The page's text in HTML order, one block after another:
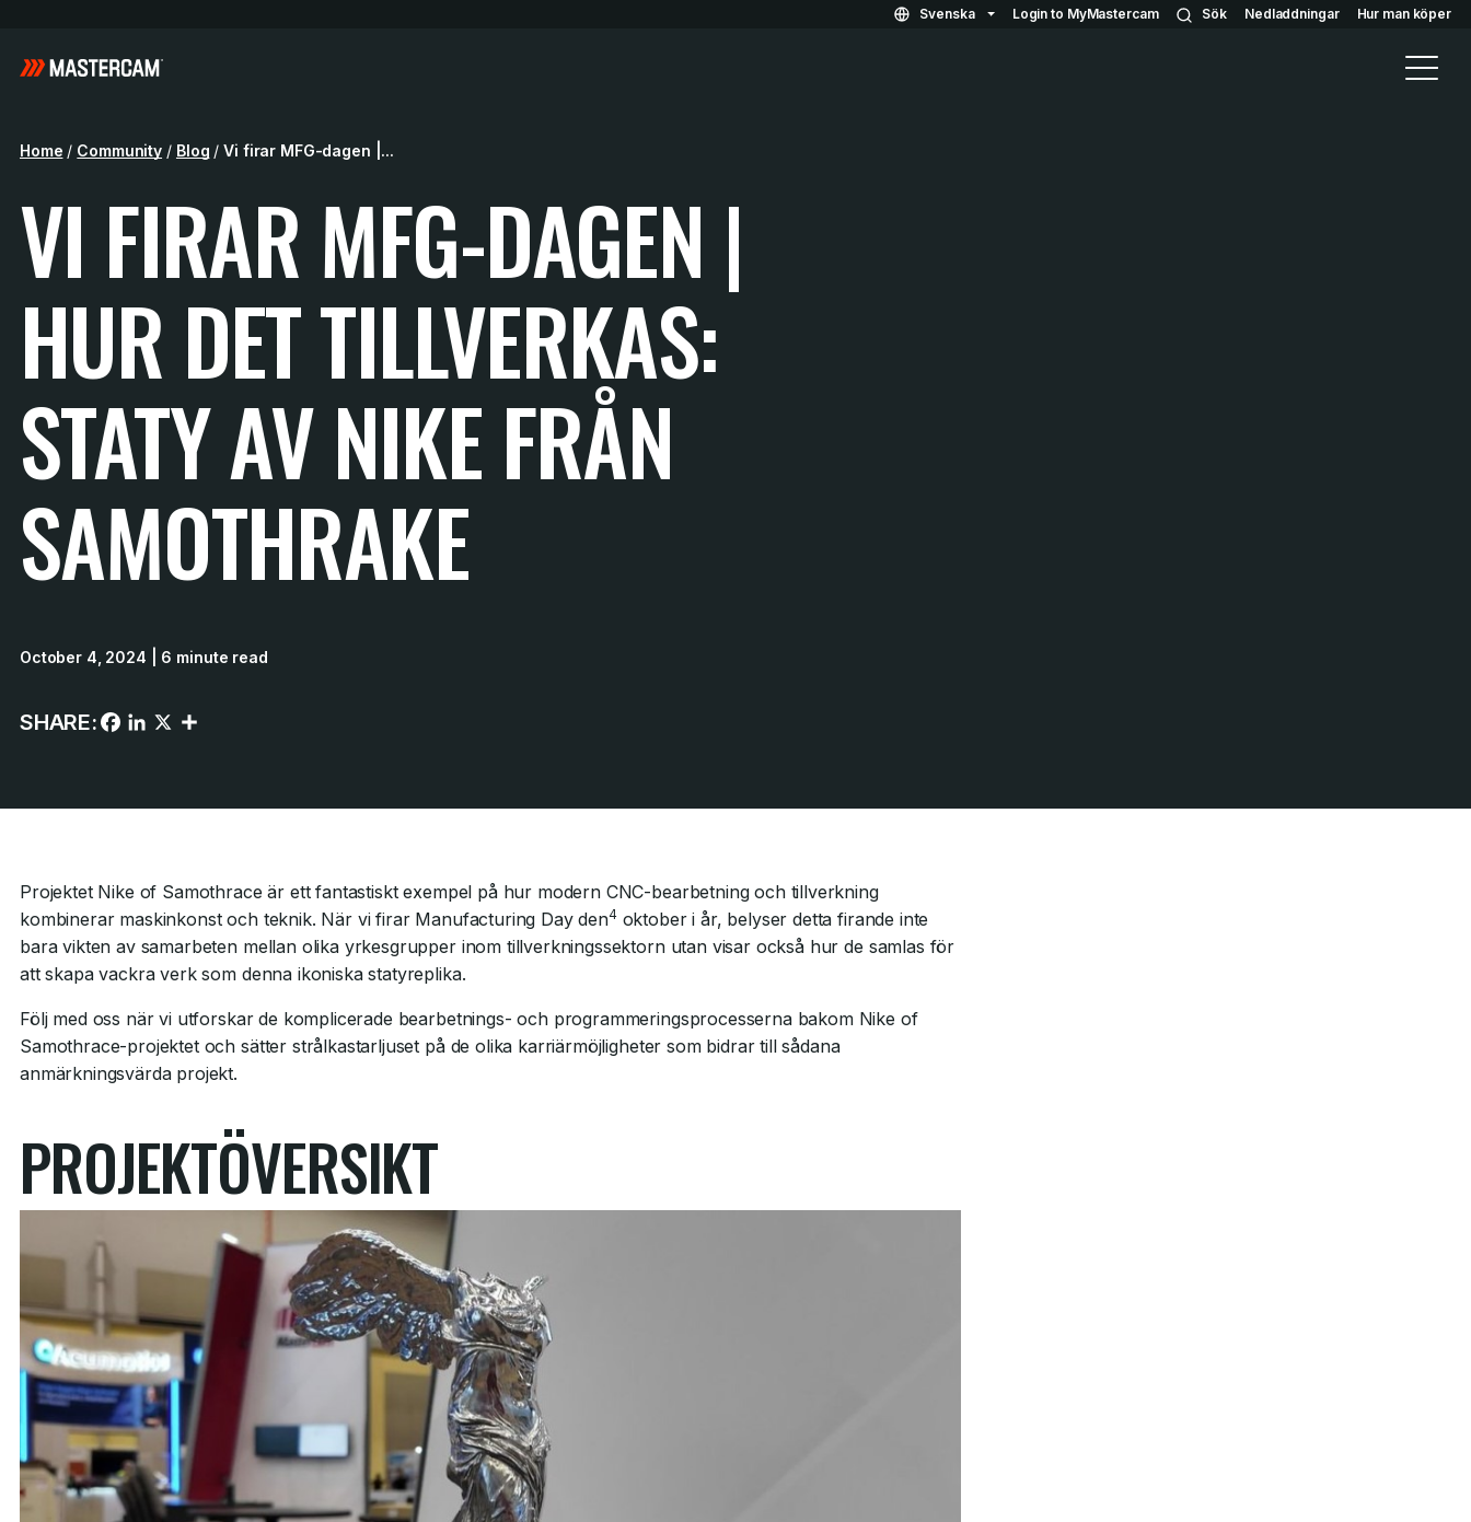
Svenska Login to MyMastercam Sök Nedladdningar Hur man köper
Home / Community / Blog / Vi firar MFG-dagen |...
VI FIRAR MFG-DAGEN |
HUR DET TILLVERKAS:
STATY AV NIKE FRÅN
SAMOTHRAKE
October 4, 2024 | 6 minute read
SHARE:
Projektet Nike of Samothrace är ett fantastiskt exempel på hur modern CNC-bearbetning och tillverkning
kombinerar maskinkonst och teknik. När vi firar Manufacturing Day den4oktober i år, belyser detta firande inte
bara vikten av samarbeten mellan olika yrkesgrupper inom tillverkningssektorn utan visar också hur de samlas för
att skapa vackra verk som denna ikoniska statyreplika.
Följ med oss när vi utforskar de komplicerade bearbetnings- och programmeringsprocesserna bakom Nike of
Samothrace-projektet och sätter strålkastarljuset på de olika karriärmöjligheter som bidrar till sådana
anmärkningsvärda projekt.
PROJEKTÖVERSIKT